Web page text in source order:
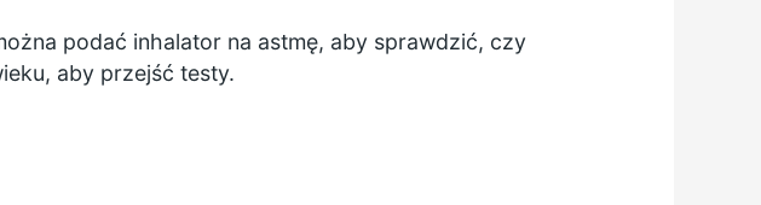
podać inhalator na astmę, aby sprawdzić, czy
aby przejść testy.